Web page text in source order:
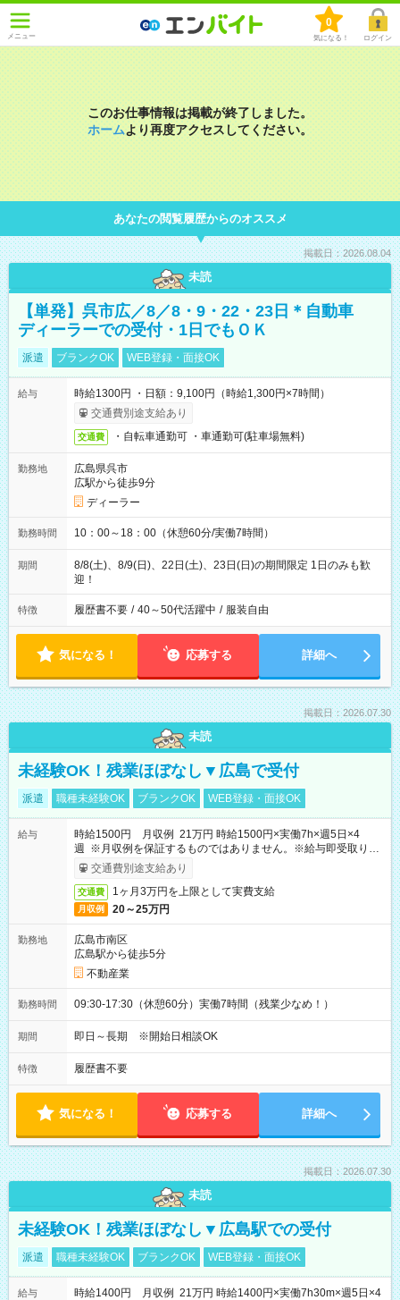
メニュー
0
気になる！ ログイン
このお仕事情報は掲載が終了しました。
ホームより再度アクセスしてください。
あなたの閲覧履歴からのオススメ
掲載日：2026.08.04
未読
【単発】呉市広／8／8・9・22・23日＊自動車
ディーラーでの受付・1日でもＯＫ
派遣 ブランクOK WEB登録・面接OK
給与
時給1300円 ・日額：9,100円（時給1,300円×7時間）
交通費別途支給あり
交通費 ・自転車通勤可 ・車通勤可(駐車場無料)
勤務地
広島県呉市
広駅から徒歩9分
ディーラー
勤務時間 10：00～18：00（休憩60分/実働7時間）
期間
8/8(土)、8/9(日)、22日(土)、23日(日)の期間限定 1日のみも歓
迎！
特徴 履歴書不要 / 40～50代活躍中 / 服装自由
気になる！ 応募する 詳細へ
掲載日：2026.07.30
未読
未経験OK！残業ほぼなし▼広島で受付
派遣 職種未経験OK ブランクOK WEB登録・面接OK
給与
時給1500円 月収例 21万円 時給1500円×実働7h×週5日×4
週 ※月収例を保証するものではありません。※給与即受取りサ
ービス利用可（利用条件有）
交通費別途支給あり
交通費 1ヶ月3万円を上限として実費支給
月収例 20～25万円
勤務地
広島市南区
広島駅から徒歩5分
不動産業
勤務時間 09:30-17:30（休憩60分）実働7時間（残業少なめ！）
期間 即日～長期 ※開始日相談OK
特徴 履歴書不要
気になる！ 応募する 詳細へ
掲載日：2026.07.30
未読
未経験OK！残業ほぼなし▼広島駅での受付
派遣 職種未経験OK ブランクOK WEB登録・面接OK
給与
時給1400円 月収例 21万円 時給1400円×実働7h30m×週5日×4